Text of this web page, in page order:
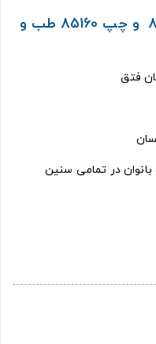
فتق بند یک طرفه راست 85150 و چپ 85160 طب و
فتق
بانوان در تمامی سنین